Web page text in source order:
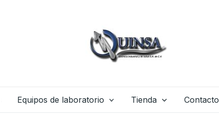
Equipos de laboratorio Tienda Contacto